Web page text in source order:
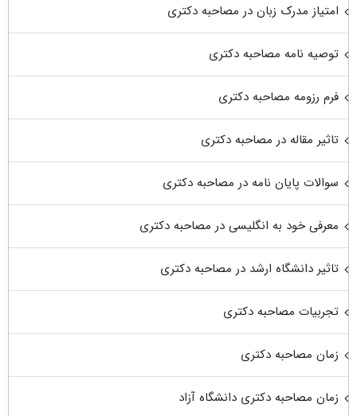
امتیاز مدرک زبان در مصاحبه دکتری
توصیه نامه مصاحبه دکتری
فرم رزومه مصاحبه دکتری
تاثیر مقاله در مصاحبه دکتری
سوالات پایان نامه در مصاحبه دکتری
معرفی خود به انگلیسی در مصاحبه دکتری
تاثیر دانشگاه ارشد در مصاحبه دکتری
تجربیات مصاحبه دکتری
زمان مصاحبه دکتری
زمان مصاحبه دکتری دانشگاه آزاد